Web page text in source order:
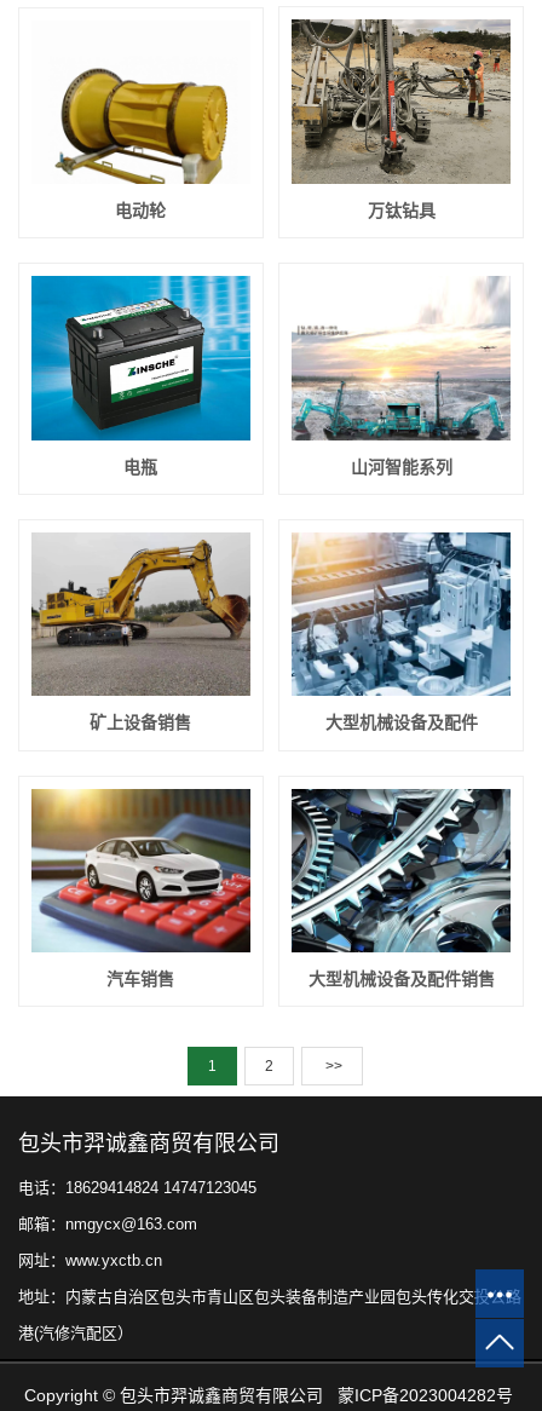
电动轮 万钛钻具
电瓶 山河智能系列
矿上设备销售 大型机械设备及配件
汽车销售 大型机械设备及配件销售
1 2 >>
包头市羿诚鑫商贸有限公司
电话：18629414824 14747123045
邮箱：nmgycx@163.com
网址：www.yxctb.cn
地址：内蒙古自治区包头市青山区包头装备制造产业园包头传化交投公路
港(汽修汽配区）
Copyright © 包头市羿诚鑫商贸有限公司 蒙ICP备2023004282号